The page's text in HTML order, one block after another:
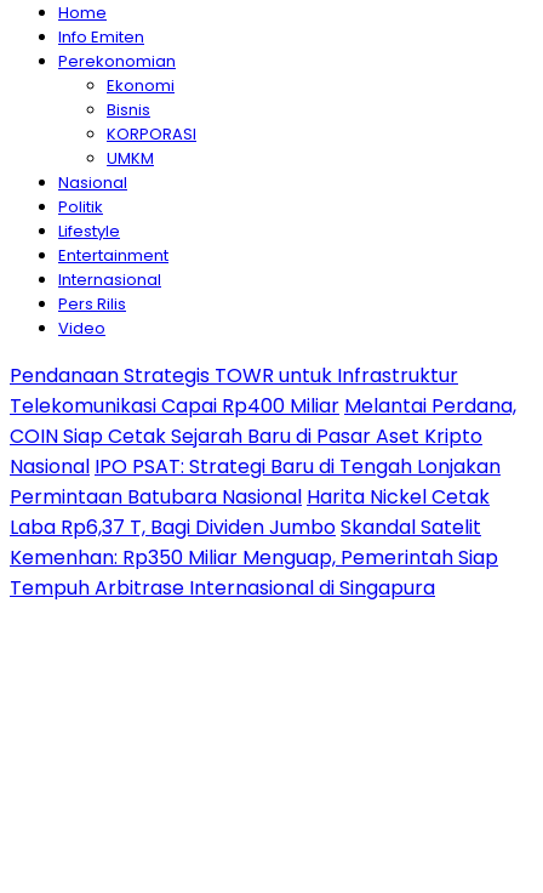
Home
Info Emiten
Perekonomian
Ekonomi
Bisnis
KORPORASI
UMKM
Nasional
Politik
Lifestyle
Entertainment
Internasional
Pers Rilis
Video
Pendanaan Strategis TOWR untuk Infrastruktur
Telekomunikasi Capai Rp400 Miliar Melantai Perdana,
COIN Siap Cetak Sejarah Baru di Pasar Aset Kripto
Nasional IPO PSAT: Strategi Baru di Tengah Lonjakan
Permintaan Batubara Nasional Harita Nickel Cetak
Laba Rp6,37 T, Bagi Dividen JumboSkandal Satelit
Kemenhan: Rp350 Miliar Menguap, Pemerintah Siap
Tempuh Arbitrase Internasional di Singapura